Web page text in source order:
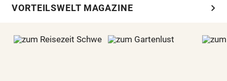
VORTEILSWELT MAGAZINE chevron_right